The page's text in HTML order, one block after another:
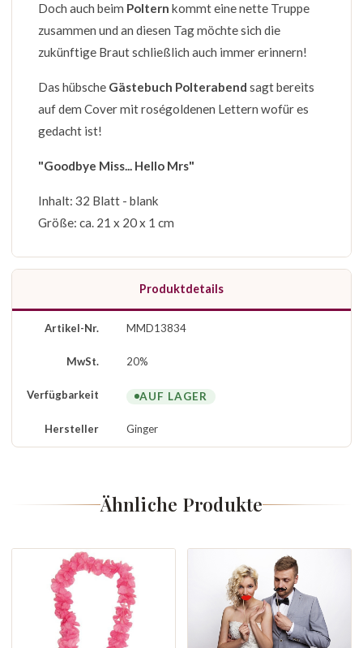
Doch auch beim Poltern kommt eine nette Truppe
zusammen und an diesen Tag möchte sich die
zukünftige Braut schließlich auch immer erinnern!
Das hübsche Gästebuch Polterabend sagt bereits
auf dem Cover mit roségoldenen Lettern wofür es
gedacht ist!
"Goodbye Miss... Hello Mrs"
Inhalt: 32 Blatt - blank
Größe: ca. 21 x 20 x 1 cm
Produktdetails
Artikel-Nr. MMD13834
MwSt. 20%
Verfügbarkeit AUF LAGER
Hersteller Ginger
Ähnliche Produkte